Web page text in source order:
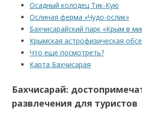
Осадный колодец Тик-Кую
Ослиная ферма «Чудо-ослик»
Бахчисарайский парк «Крым в
Крымская астрофизическая
Что еще посмотреть?
Карта Бахчисарая
Бахчисарай:
развлечения для туристов